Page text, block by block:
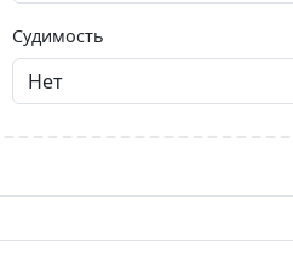
Судимость